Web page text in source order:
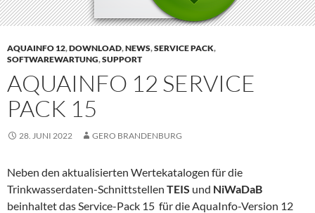
AQUAINFO 12,DOWNLOAD,NEWS,SERVICE PACK,
SOFTWAREWARTUNG,SUPPORT
AQUAINFO 12 SERVICE
PACK 15
28. JUNI 2022 GERO BRANDENBURG
Neben den aktualisierten Wertekatalogen für die
Trinkwasserdaten-Schnittstellen TEIS und NiWaDaB
beinhaltet das Service-Pack 15 für die AquaInfo-Version 12